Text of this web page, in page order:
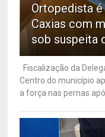
Ortopedista
Caxias com
sob suspeita
Fiscalização da
Centro do município
a força nas pernas